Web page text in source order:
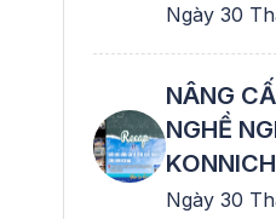
Ngày 30
NÂNG
NGHỀ
Ngày 30